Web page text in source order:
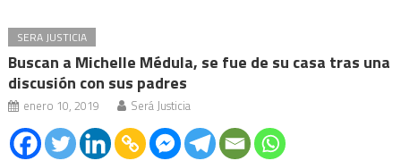
SERA JUSTICIA
Buscan a Michelle Médula, se fue de su casa tras una
discusión con sus padres
enero 10, 2019 Será Justicia